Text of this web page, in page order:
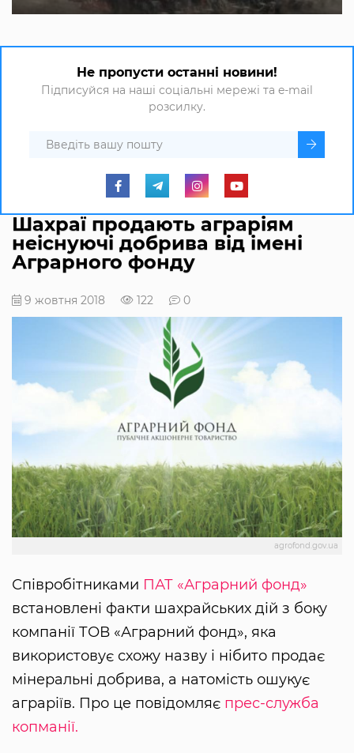
Не пропусти останні новини!
Підписуйся на наші соціальні мережі та e-mail
розсилку.
Шахраї продають аграріям
неіснуючі добрива від імені
Аграрного фонду
9 жовтня 2018 122 0
agrofond.gov.ua
Співробітниками ПАТ «Аграрний фонд»
встановлені факти шахрайських дій з боку
компанії ТОВ «Аграрний фонд», яка
використовує схожу назву і нібито продає
мінеральні добрива, а натомість ошукує
аграріїв. Про це повідомляє прес-служба
копманії.